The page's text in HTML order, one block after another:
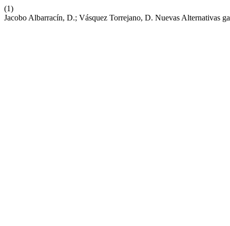
(1)
Jacobo Albarracín, D.; Vásquez Torrejano, D. Nuevas Alternativas